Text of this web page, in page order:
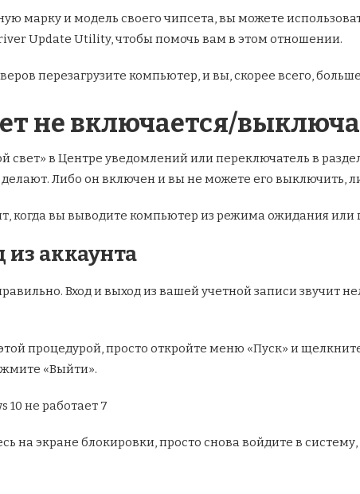
марку и модель своего чипсета, вы можете
Update Utility, чтобы помочь вам в этом отношении.
перезагрузите компьютер, и вы, скорее всего,
не включается/
свет» в Центре уведомлений или переключатель в
Либо он включен и вы не можете его выключить,
когда вы выводите компьютер из режима ожидания или
из аккаунта
Вход и выход из вашей учетной записи звучит
процедурой, просто откройте меню «Пуск» и
«Выйти».
на экране блокировки, просто снова войдите в